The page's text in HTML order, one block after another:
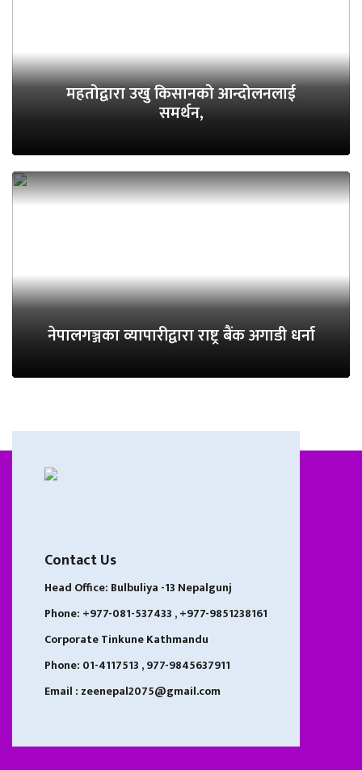
महतोद्वारा उखु किसानको आन्दोलनलाई
समर्थन,
नेपालगञ्जका व्यापारीद्वारा राष्ट्र बैंक अगाडी धर्ना
Contact Us
Head Office: Bulbuliya -13 Nepalgunj
Phone: +977-081-537433 , +977-9851238161
Corporate Tinkune Kathmandu
Phone: 01-4117513 , 977-9845637911
Email : zeenepal2075@gmail.com